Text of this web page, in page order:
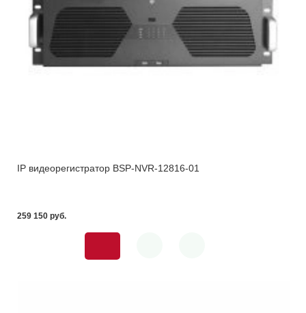
IP видеорегистратор BSP-NVR-12816-01
259 150 pуб.